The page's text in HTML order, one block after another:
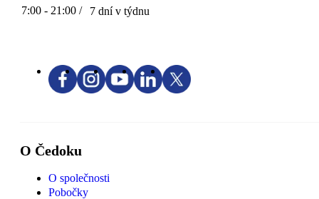
7:00 - 21:00 / 7 dní v týdnu
O Čedoku
O společnosti
Pobočky